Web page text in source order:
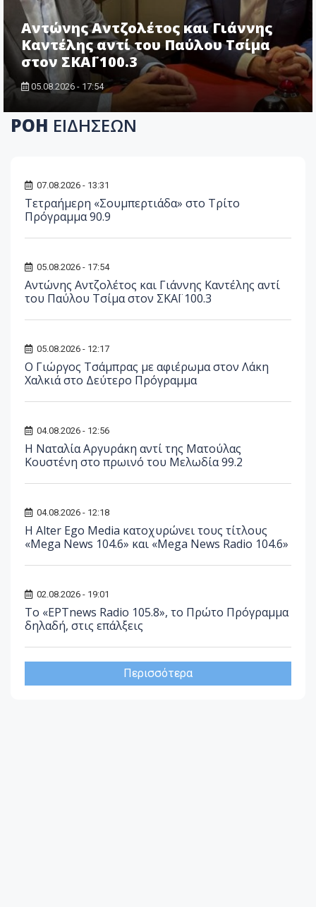
Αντώνης Αντζολέτος και Γιάννης
Καντέλης αντί του Παύλου Τσίμα
στον ΣΚΑΪ 100.3
05.08.2026 - 17:54
ΡΟΗ ΕΙΔΗΣΕΩΝ
07.08.2026 - 13:31
Τετραήμερη «Σουμπερτιάδα» στο Τρίτο
Πρόγραμμα 90.9
05.08.2026 - 17:54
Αντώνης Αντζολέτος και Γιάννης Καντέλης αντί
του Παύλου Τσίμα στον ΣΚΑΪ 100.3
05.08.2026 - 12:17
O Γιώργος Τσάμπρας με αφιέρωμα στον Λάκη
Χαλκιά στο Δεύτερο Πρόγραμμα
04.08.2026 - 12:56
Η Ναταλία Αργυράκη αντί της Ματούλας
Κουστένη στο πρωινό του Μελωδία 99.2
04.08.2026 - 12:18
Η Alter Ego Media κατοχυρώνει τους τίτλους
«Mega News 104.6» και «Mega News Radio 104.6»
02.08.2026 - 19:01
Το «ΕΡΤnews Radio 105.8», το Πρώτο Πρόγραμμα
δηλαδή, στις επάλξεις
Περισσότερα